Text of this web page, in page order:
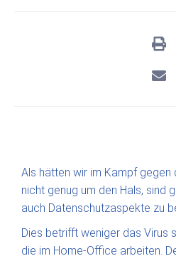
Als hätten wir im Kampf gegen
nicht genug um den Hals, sind
auch Datenschutzaspekte zu
Dies betrifft weniger das Virus
die im Home-Office arbeiten.